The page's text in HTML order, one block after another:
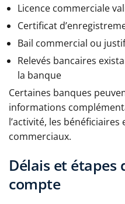
Licence commerciale
Certificat
Bail commercial ou
Relevés bancaires
la banque
Certaines banques
informations
l’activité, les
commerciaux.
Délais et étapes
compte